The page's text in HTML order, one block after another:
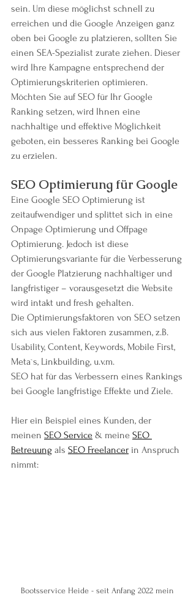
sein. Um diese möglichst schnell zu
erreichen und die Google Anzeigen ganz
oben bei Google zu platzieren, sollten Sie
einen SEA-Spezialist zurate ziehen. Dieser
wird Ihre Kampagne entsprechend der
Optimierungskriterien optimieren.
Möchten Sie auf SEO für Ihr Google
Ranking setzen, wird Ihnen eine
nachhaltige und effektive Möglichkeit
geboten, ein besseres Ranking bei Google
zu erzielen.
SEO Optimierung für Google
Eine Google SEO Optimierung ist
zeitaufwendiger und splittet sich in eine
Onpage Optimierung und Offpage
Optimierung. Jedoch ist diese
Optimierungsvariante für die Verbesserung
der Google Platzierung nachhaltiger und
langfristiger – vorausgesetzt die Website
wird intakt und fresh gehalten.
Die Optimierungsfaktoren von SEO setzen
sich aus vielen Faktoren zusammen, z.B.
Usability, Content, Keywords, Mobile First,
Meta`s, Linkbuilding, u.v.m.
SEO hat für das Verbessern eines Rankings
bei Google langfristige Effekte und Ziele.
Hier ein Beispiel eines Kunden, der
meinen SEO Service & meine SEO
Betreuung als SEO Freelancer in Anspruch
nimmt:
Bootsservice Heide - seit Anfang 2022 mein